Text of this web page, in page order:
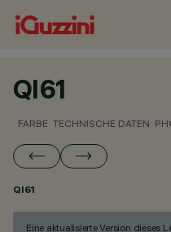
QI61
FARBE TECHNISCHE DATEN
QI61
Eine aktualisierte Version dieses